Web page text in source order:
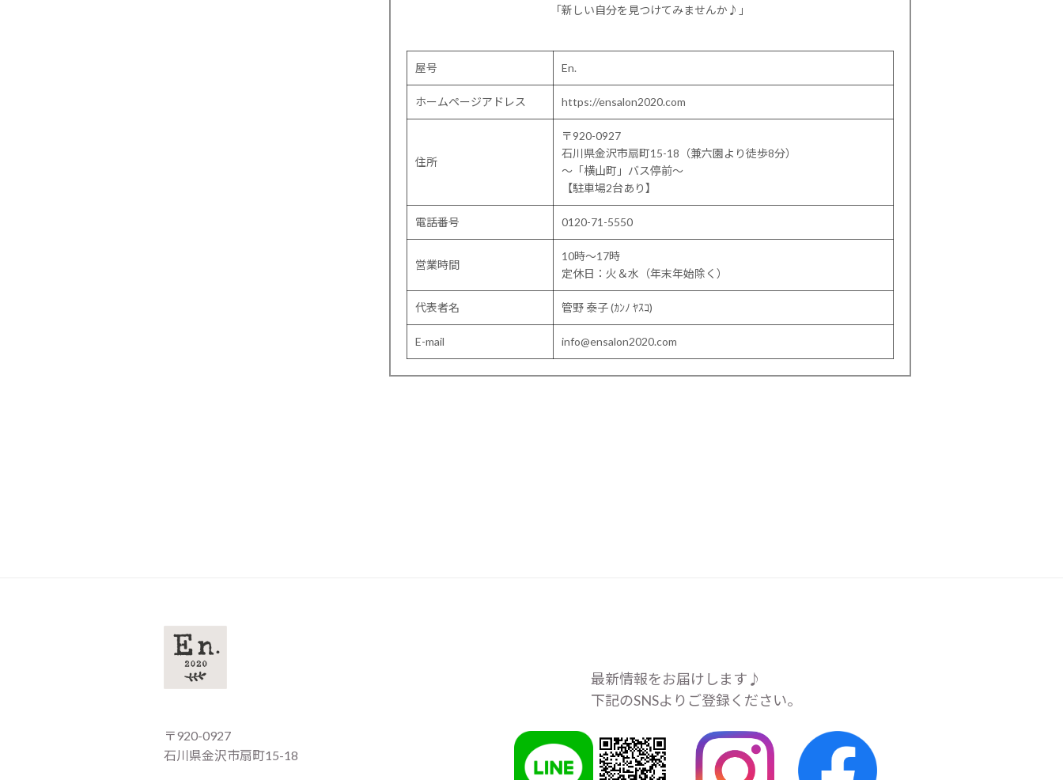
「新しい自分を見つけてみませんか♪」
屋号 En.
ホームページアドレス https://ensalon2020.com
住所
〒920-0927
石川県金沢市扇町15-18（兼六園より徒歩8分）
〜「横山町」バス停前〜
【駐車場2台あり】
電話番号 0120-71-5550
営業時間
10時～17時
定休日：火＆水（年末年始除く）
代表者名 管野 泰子 (ｶﾝﾉ ﾔｽｺ)
E-mail info@ensalon2020.com
〒920-0927
石川県金沢市扇町15-18
最新情報をお届けします♪
下記のSNSよりご登録ください。